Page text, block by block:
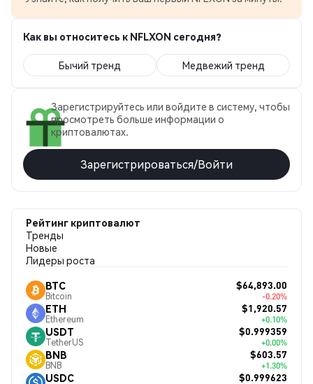
Как вы относитесь к NFLXON сегодня?
Бычий тренд Медвежий тренд
Зарегистрируйтесь или войдите в систему, чтобы
просмотреть больше информации о
криптовалютах.
Зарегистрироваться/Войти
Рейтинг криптовалют
Тренды
Новые
Лидеры роста
BTC
Bitcoin
$64,893.00
-0.20%
ETH
Ethereum
$1,920.57
+0.10%
USDT
TetherUS
$0.999359
+0.00%
BNB
BNB
$603.57
+1.30%
USDC $0.999623